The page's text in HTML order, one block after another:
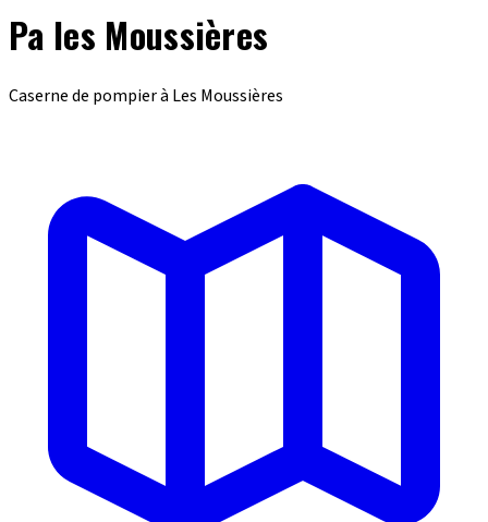
Pa les Moussières
Caserne de pompier à Les Moussières